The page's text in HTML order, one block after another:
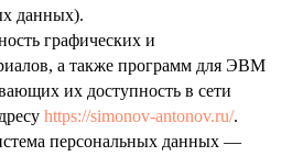
данных).
графических и
а также программ для ЭВМ
их доступность в сети
https://simonov-antonov.ru/.
персональных данных —